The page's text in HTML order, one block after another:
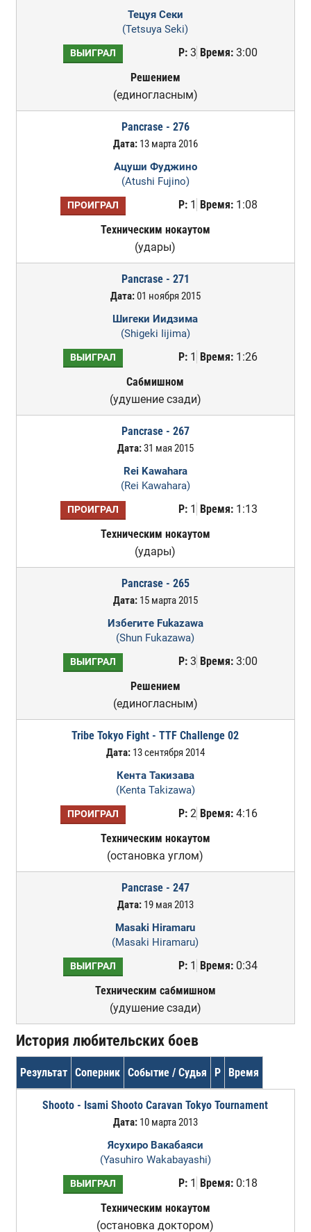
Тецуя Секи
(Tetsuya Seki)
ВЫИГРАЛ Р:3 Время:3:00
Решением
(единогласным)
Pancrase - 276
Дата:13 марта 2016
Ацуши Фуджино
(Atushi Fujino)
ПРОИГРАЛ Р:1 Время:1:08
Техническим нокаутом
(удары)
Pancrase - 271
Дата:01 ноября 2015
Шигеки Иидзима
(Shigeki Iijima)
ВЫИГРАЛ Р:1 Время:1:26
Сабмишном
(удушение сзади)
Pancrase - 267
Дата:31 мая 2015
Rei Kawahara
(Rei Kawahara)
ПРОИГРАЛ Р:1 Время:1:13
Техническим нокаутом
(удары)
Pancrase - 265
Дата:15 марта 2015
Избегите Fukazawa
(Shun Fukazawa)
ВЫИГРАЛ Р:3 Время:3:00
Решением
(единогласным)
Tribe Tokyo Fight - TTF Challenge 02
Дата:13 сентября 2014
Кента Такизава
(Kenta Takizawa)
ПРОИГРАЛ Р:2 Время:4:16
Техническим нокаутом
(остановка углом)
Pancrase - 247
Дата:19 мая 2013
Masaki Hiramaru
(Masaki Hiramaru)
ВЫИГРАЛ Р:1 Время:0:34
Техническим сабмишном
(удушение сзади)
История любительских боев
Результат Соперник Событие / Судья Р Время
Shooto - Isami Shooto Caravan Tokyo Tournament
Дата:10 марта 2013
Ясухиро Вакабаяси
(Yasuhiro Wakabayashi)
ВЫИГРАЛ Р:1 Время:0:18
Техническим нокаутом
(остановка доктором)